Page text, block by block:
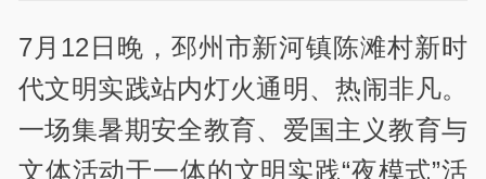
7月12日晚，邳州市新河镇陈滩村新时
代文明实践站内灯火通明、热闹非凡。
一场集暑期安全教育、爱国主义教育与
文体活动于一体的文明实践“夜模式”活